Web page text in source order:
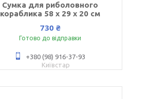
Сумка для риболовного
кораблика 58 х 29 х 20 см
730 ₴
Готово до відправки
+380 (98) 916-37-93
Київстар